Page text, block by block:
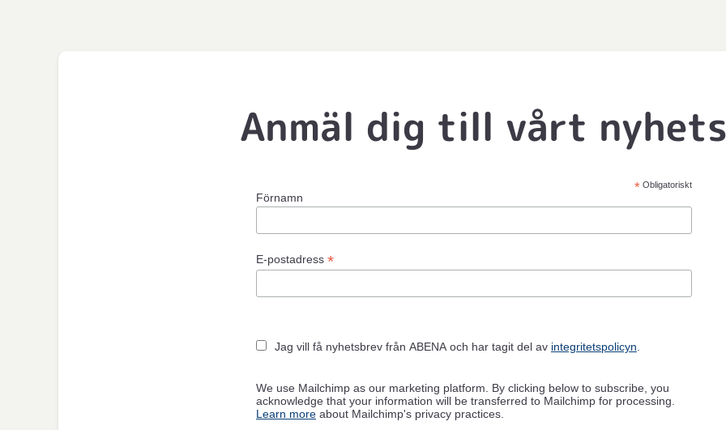
Anmäl dig till vårt
*Obligatoriskt
Förnamn
E-postadress *
Jag vill få nyhetsbrev från ABENA och har tagit del av integritetspolicyn
We use Mailchimp as our marketing platform. By clicking below to subscribe, you
acknowledge that your information will be transferred to Mailchimp for processing.
Learn more about Mailchimp's privacy practices.